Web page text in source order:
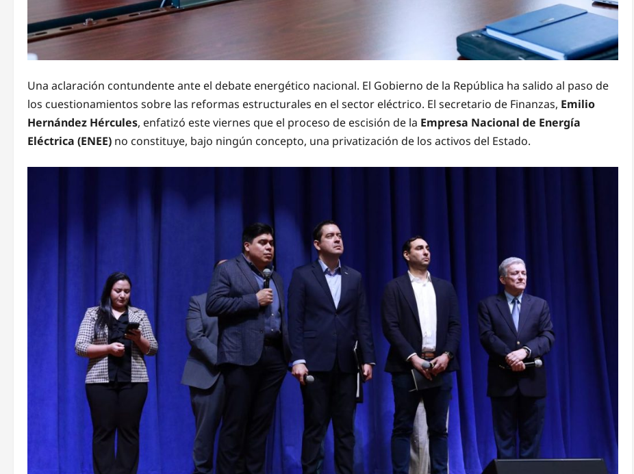
Una aclaración contundente ante el debate energético nacional. El Gobierno de la República ha salido al paso de
los cuestionamientos sobre las reformas estructurales en el sector eléctrico. El secretario de Finanzas, Emilio
Hernández Hércules, enfatizó este viernes que el proceso de escisión de la Empresa Nacional de Energía
Eléctrica (ENEE) no constituye, bajo ningún concepto, una privatización de los activos del Estado.